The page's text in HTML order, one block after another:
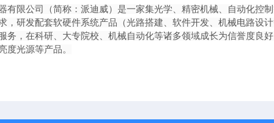
有限公司（简称：派迪威）是一家集光学、精密机械、自动化控
，研发配套软硬件系统产品（光路搭建、软件开发、机械电路设
务，在科研、大专院校、机械自动化等诸多领域成长为信誉度良
度光源等产品。